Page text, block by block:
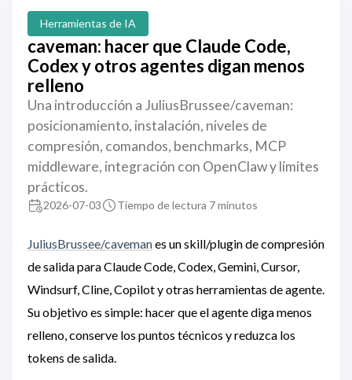
Herramientas de IA
caveman: hacer que Claude Code,
Codex y otros agentes digan menos
relleno
Una introducción a JuliusBrussee/caveman:
posicionamiento, instalación, niveles de
compresión, comandos, benchmarks, MCP
middleware, integración con OpenClaw y límites
prácticos.
2026-07-03 Tiempo de lectura 7 minutos
JuliusBrussee/cavemanes un skill/plugin de compresión
de salida para Claude Code, Codex, Gemini, Cursor,
Windsurf, Cline, Copilot y otras herramientas de agente.
Su objetivo es simple: hacer que el agente diga menos
relleno, conserve los puntos técnicos y reduzca los
tokens de salida.